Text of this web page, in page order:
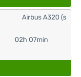
02h 07min
Airbus A320 (s